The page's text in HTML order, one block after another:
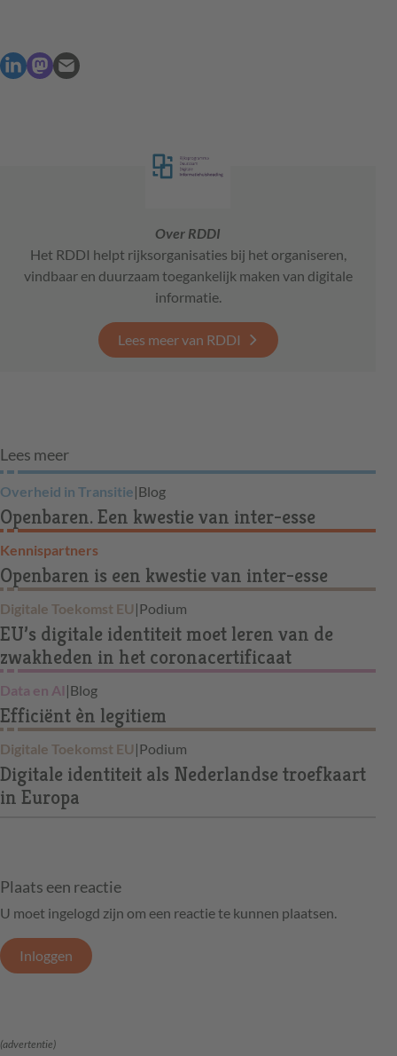
Over RDDI
Het RDDI helpt rijksorganisaties bij het organiseren,
vindbaar en duurzaam toegankelijk maken van digitale
informatie.
Lees meer van RDDI
Lees meer
Overheid in Transitie|Blog
Openbaren. Een kwestie van inter-esse
Kennispartners
Openbaren is een kwestie van inter-esse
Digitale Toekomst EU |Podium
EU’s digitale identiteit moet leren van de
zwakheden in het coronacertificaat
Data en AI |Blog
Efficiënt èn legitiem
Digitale Toekomst EU |Podium
Digitale identiteit als Nederlandse troefkaart
in Europa
Plaats een reactie
U moet ingelogd zijn om een reactie te kunnen plaatsen.
Inloggen
(advertentie)